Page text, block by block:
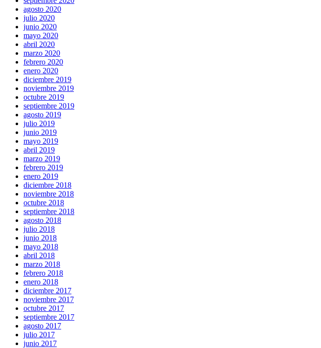
agosto 2020
julio 2020
junio 2020
mayo 2020
abril 2020
marzo 2020
febrero 2020
enero 2020
diciembre 2019
noviembre 2019
octubre 2019
septiembre 2019
agosto 2019
julio 2019
junio 2019
mayo 2019
abril 2019
marzo 2019
febrero 2019
enero 2019
diciembre 2018
noviembre 2018
octubre 2018
septiembre 2018
agosto 2018
julio 2018
junio 2018
mayo 2018
abril 2018
marzo 2018
febrero 2018
enero 2018
diciembre 2017
noviembre 2017
octubre 2017
septiembre 2017
agosto 2017
julio 2017
junio 2017